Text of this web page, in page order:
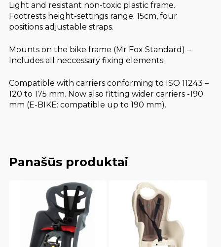
Light and resistant non-toxic plastic frame.
Footrests height-settings range: 15cm, four
positions adjustable straps.
Mounts on the bike frame (Mr Fox Standard) –
Includes all neccessary fixing elements
Compatible with carriers conforming to ISO 11243 –
120 to 175 mm. Now also fitting wider carriers -190
mm (E-BIKE: compatible up to 190 mm).
Panašūs produktai